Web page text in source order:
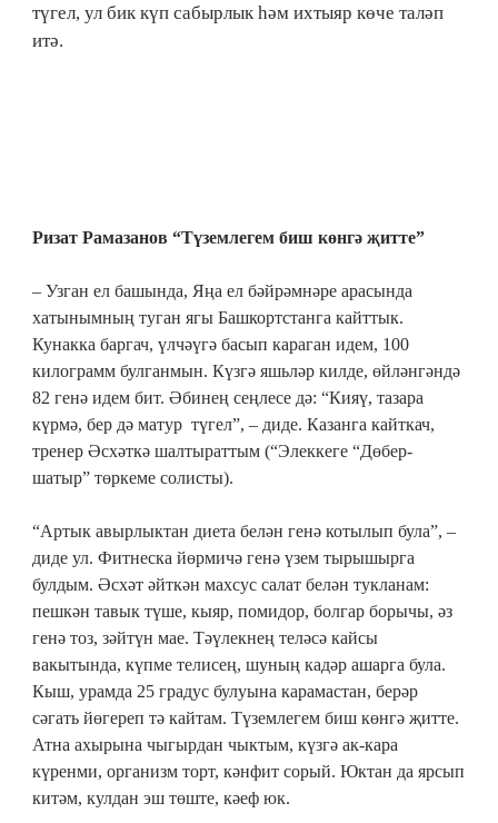
түгел, ул бик күп сабырлык һәм ихтыяр көче таләп
итә.
Ризат Рамазанов “Түземлегем биш көнгә җитте”
– Узган ел башында, Яңа ел бәйрәмнәре арасында
хатынымның туган ягы Башкортстанга кайттык.
Кунакка баргач, үлчәүгә басып караган идем, 100
килограмм булганмын. Күзгә яшьләр килде, өйләнгәндә
82 генә идем бит. Әбинең сеңлесе дә: “Кияү, тазара
күрмә, бер дә матур түгел”, – диде. Казанга кайткач,
тренер Әсхәткә шалтыраттым (“Элеккеге “Дөбер-
шатыр” төркеме солисты).
“Артык авырлыктан диета белән генә котылып була”, –
диде ул. Фитнеска йөрмичә генә үзем тырышырга
булдым. Әсхәт әйткән махсус салат белән тукланам:
пешкән тавык түше, кыяр, помидор, болгар борычы, әз
генә тоз, зәйтүн мае. Тәүлекнең теләсә кайсы
вакытында, күпме телисең, шуның кадәр ашарга була.
Кыш, урамда 25 градус булуына карамастан, берәр
сәгать йөгереп тә кайтам. Түземлегем биш көнгә җитте.
Атна ахырына чыгырдан чыктым, күзгә ак-кара
күренми, организм торт, кәнфит сорый. Юктан да ярсып
китәм, кулдан эш төште, кәеф юк.